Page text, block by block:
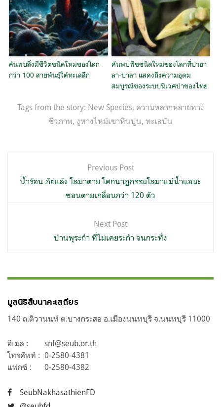
ค้นพบสิ่งมีชีวิตชนิดใหม่ของโลก
กว่า 100 สายพันธุ์ใต้ทะเลลึก
ค้นพบพืชชนิดใหม่ของโลกที่ป่าฮา
ลา-บาลา แสดงถึงความอุดม
สมบูรณ์ของระบบนิเวศป่าของไทย
Tags from the story: New Species, ความหลากหลายทาง
ชีวภาพ, งูหางไหม้เขาหินปูน, ทะเลบัน
เรื่อง
Previous Post
น้ำร้อน ภัยแล้ง โลมาตาย โศกนาฏกรรมโลมาแม่น้ำแอมะ
ซอนตายเกลื่อนกว่า 120 ตัว
Next Post
บ้านพุระกำ ที่ไม่เคยระกำ จนกระทั่ง
มูลนิธิสืบนาคะเสถียร
140 ถ.ติวานนท์ ต.บางกระสอ อ.เมืองนนทบุรี จ.นนทบุรี 11000
อีเมล :
snf@seub.or.th
โทรศัพท์ : 0-2580-4381
แฟกซ์ :
0-2580-4382
SeubNakhasathienFD